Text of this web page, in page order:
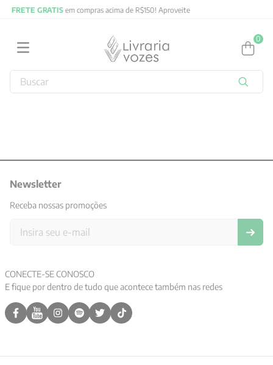
Aproveite FRETE GRATIS
0
Buscar
Newsletter
Receba nossas promoções
CONECTE-SE CONOSCO
E fique por dentro de tudo que acontece também nas redes
3º filosofia
4º jung
5º byung chul han
8 º
9º aristoteles
10º psicologia